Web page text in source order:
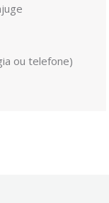
ou telefone)